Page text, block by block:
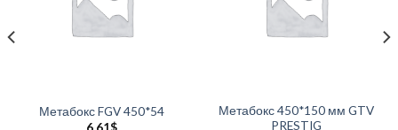
Метабокс FGV 450*54
Метабокс 450*150 мм GTV
PRESTIG